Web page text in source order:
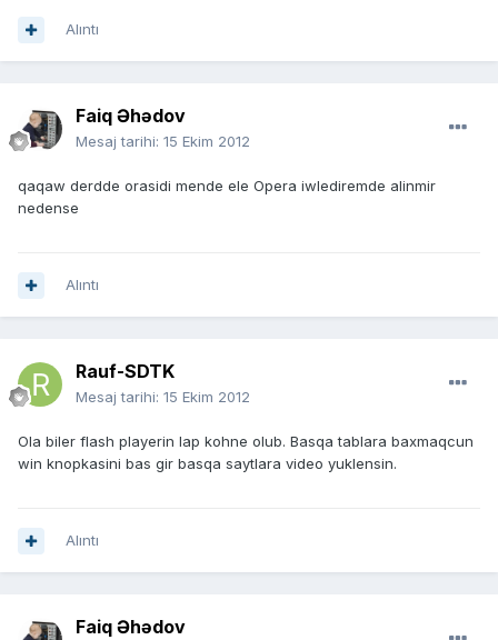
Alıntı
Faiq Əhədov
Mesaj tarihi: 15 Ekim 2012
qaqaw derdde orasidi mende ele Opera iwlediremde alinmir
nedense
Alıntı
Rauf-SDTK
Mesaj tarihi: 15 Ekim 2012
Ola biler flash playerin lap kohne olub. Basqa tablara baxmaqcun
win knopkasini bas gir basqa saytlara video yuklensin.
Alıntı
Faiq Əhədov